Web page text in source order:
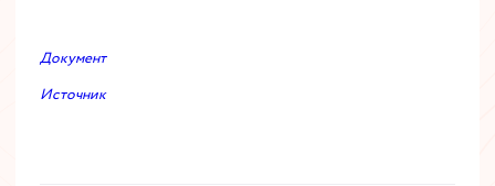
Документ
Источник